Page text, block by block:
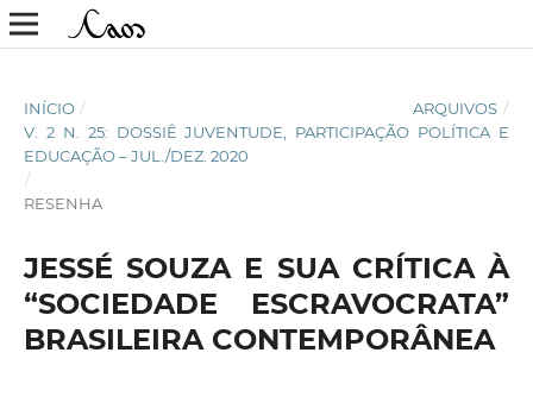
INÍCIO / ARQUIVOS /
V. 2 N. 25: DOSSIÊ JUVENTUDE, PARTICIPAÇÃO POLÍTICA E
EDUCAÇÃO – JUL./DEZ. 2020
/
RESENHA
JESSÉ SOUZA E SUA CRÍTICA À
“SOCIEDADE ESCRAVOCRATA”
BRASILEIRA CONTEMPORÂNEA